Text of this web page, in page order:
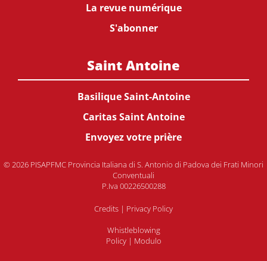
La revue numérique
S'abonner
Saint Antoine
Basilique Saint-Antoine
Caritas Saint Antoine
Envoyez votre prière
© 2026 PISAPFMC Provincia Italiana di S. Antonio di Padova dei Frati Minori
Conventuali
P.Iva 00226500288
Credits | Privacy Policy
Whistleblowing
Policy| Modulo